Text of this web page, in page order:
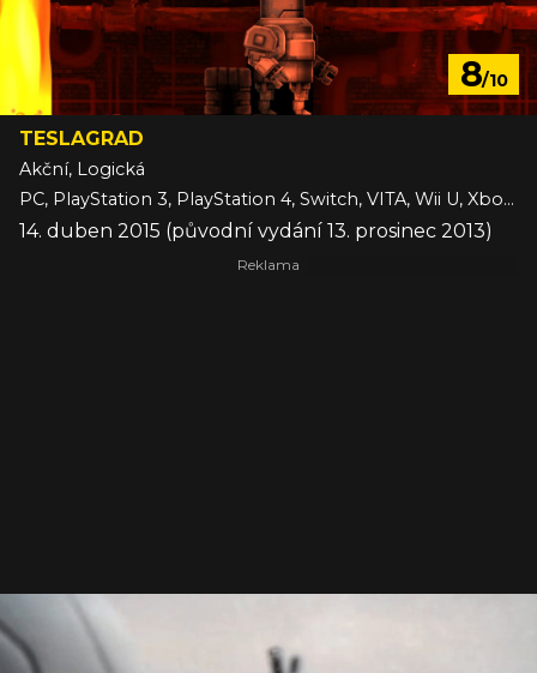
8/10
TESLAGRAD
Akční, Logická
PC, PlayStation 3, PlayStation 4, Switch, VITA, Wii U, Xbox One
14. duben 2015 (původní vydání 13. prosinec 2013)